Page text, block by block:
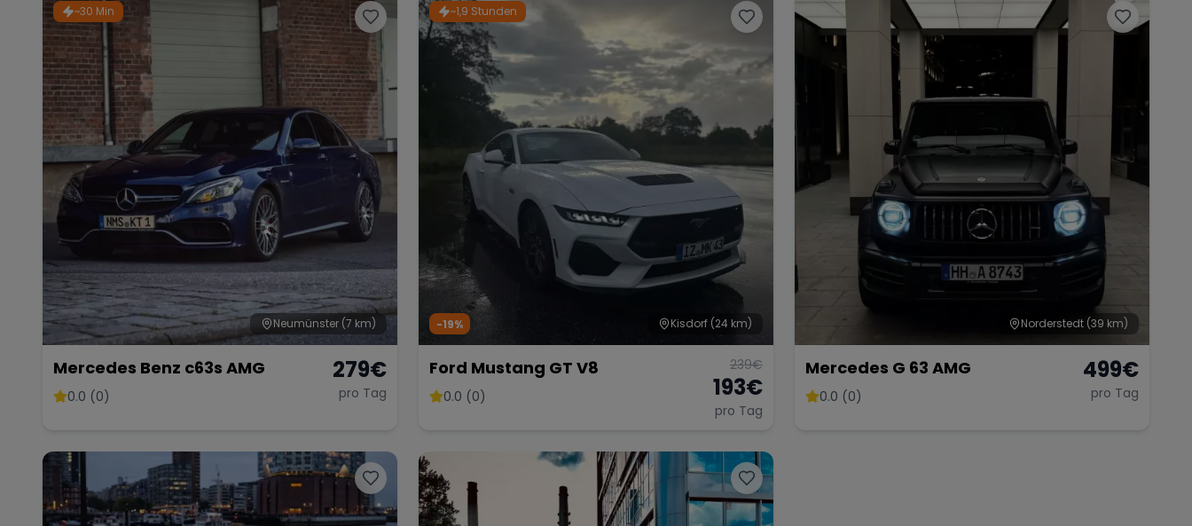
~30 Min
Neumünster (7 km)
Mercedes Benz c63s AMG
0.0 (0)
279€
pro Tag
~1,9 Stunden
Kisdorf (24 km)
-19%
Ford Mustang GT V8
0.0 (0)
239€
193€
pro Tag
Norderstedt (39 km)
Mercedes G 63 AMG
0.0 (0)
499€
pro Tag